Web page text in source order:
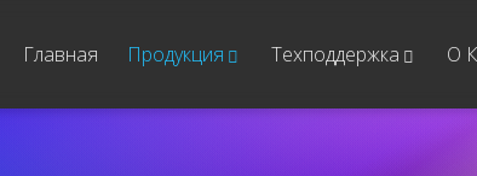
Главная Продукция Техподдержка О